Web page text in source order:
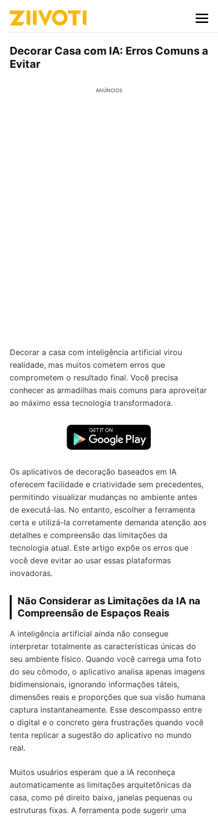
Decorar Casa com IA: Erros Comuns a
Evitar
ANÚNCIOS
Decorar a casa com inteligência artificial virou
realidade, mas muitos cometem erros que
comprometem o resultado final. Você precisa
conhecer as armadilhas mais comuns para aproveitar
ao máximo essa tecnologia transformadora.
Os aplicativos de decoração baseados em IA
oferecem facilidade e criatividade sem precedentes,
permitindo visualizar mudanças no ambiente antes
de executá-las. No entanto, escolher a ferramenta
certa e utilizá-la corretamente demanda atenção aos
detalhes e compreensão das limitações da
tecnologia atual. Este artigo expõe os erros que
você deve evitar ao usar essas plataformas
inovadoras.
Não Considerar as Limitações da IA na
Compreensão de Espaços Reais
A inteligência artificial ainda não consegue
interpretar totalmente as características únicas do
seu ambiente físico. Quando você carrega uma foto
do seu cômodo, o aplicativo analisa apenas imagens
bidimensionais, ignorando informações táteis,
dimensões reais e proporções que sua visão humana
captura instantaneamente. Esse descompasso entre
o digital e o concreto gera frustrações quando você
tenta replicar a sugestão do aplicativo no mundo
real.
Muitos usuários esperam que a IA reconheça
automaticamente as limitações arquitetônicas da
casa, como pé direito baixo, janelas pequenas ou
estruturas fixas. A ferramenta pode sugerir uma